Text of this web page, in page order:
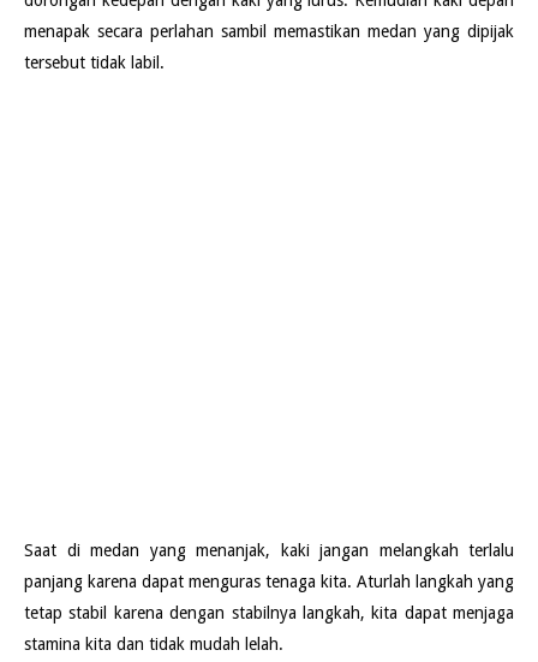
menapak secara perlahan sambil memastikan medan yang dipijak
tersebut tidak labil.
Saat di medan yang menanjak, kaki jangan melangkah terlalu
panjang karena dapat menguras tenaga kita. Aturlah langkah yang
tetap stabil karena dengan stabilnya langkah, kita dapat menjaga
stamina kita dan tidak mudah lelah.